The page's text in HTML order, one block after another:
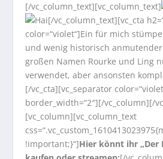
[/vc_column_text][vc_column_text]
[/vc_column_text][vc_cta
color=“violet“]Ein für mich
und wenig historisch
großen Namen Rourke und Ling
verwendet, aber ansonsten
[/vc_cta][vc_separator
border_width=“2″][/vc_column][/
[vc_column][vc_column_text
!important;}“]Hier könnt ihr „Der